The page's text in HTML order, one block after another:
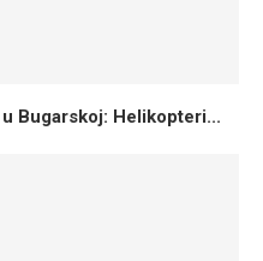
Bugarskoj: Helikopteri...